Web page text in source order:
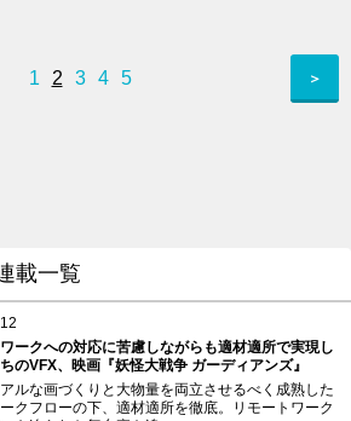
1 2 3 4 5 ＞
載一覧
ークへの対応に苦慮しながらも適材適所で実現し
のVFX、映画『妖怪大戦争 ガーディアンズ』
ルな画づくりと大物量を両立させるべく成熟した
クフローの下、適材適所を徹底。リモートワーク